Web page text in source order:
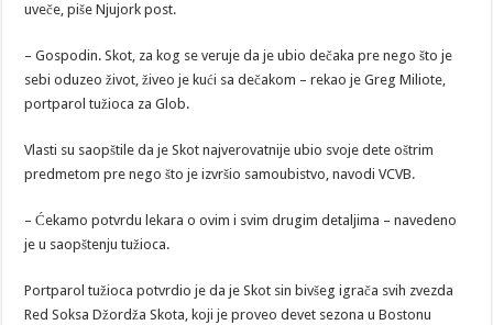
uveče, piše Njujork post.
– Gospodin. Skot, za kog se veruje da je ubio dečaka pre nego što je
sebi oduzeo život, živeo je kući sa dečakom – rekao je Greg Miliote,
portparol tužioca za Glob.
Vlasti su saopštile da je Skot najverovatnije ubio svoje dete oštrim
predmetom pre nego što je izvršio samoubistvo, navodi VCVB.
– Ćekamo potvrdu lekara o ovim i svim drugim detaljima – navedeno
je u saopštenju tužioca.
Portparol tužioca potvrdio je da je Skot sin bivšeg igrača svih zvezda
Red Soksa Džordža Skota, koji je proveo devet sezona u Bostonu